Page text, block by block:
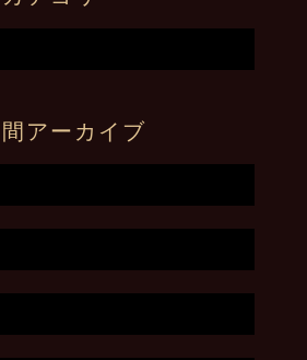
アーカイブ